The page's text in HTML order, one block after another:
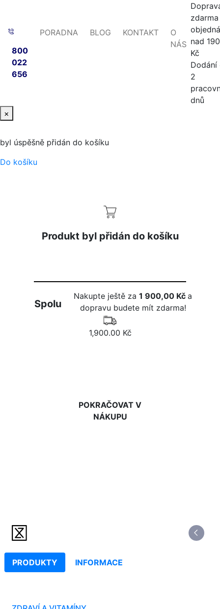
800
022
656
PORADNA BLOG KONTAKT
O
NÁS nad
Kč
Dodání
2
dnů
×
byl úspěšně přidán do košíku
Do košíku
Produkt byl přidán do košíku
Spolu
Nakupte ještě za1 900,00 Kča
dopravu budete mít zdarma!
1,900.00 Kč
POKRAČOVAT V
NÁKUPU
PRODUKTY INFORMACE